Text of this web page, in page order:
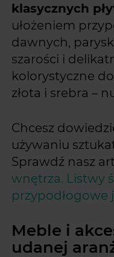
klasycznych
ułożeniem
dawnych,
szarości i
kolorystyczne
złota i srebra –
Chcesz
używaniu
Sprawdź nasz
wnętrza. Listwy
przypodłogowe
Meble i
udanej